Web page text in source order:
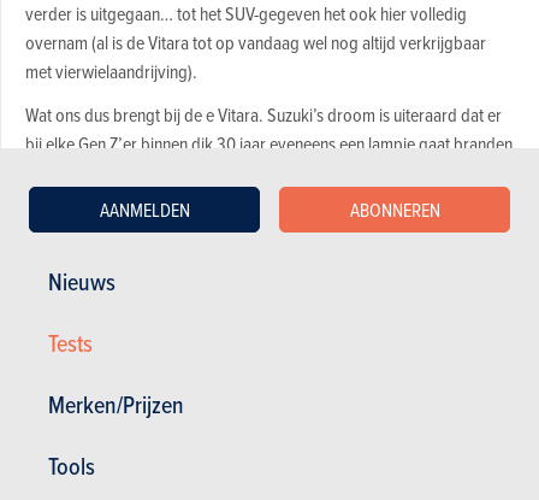
Nieuws
Tests
Merken/Prijzen
Tools
AANMELDEN ABONNEREN
verder is uitgegaan… tot het SUV-gegeven het ook hier volledig
overnam (al is de Vitara tot op vandaag wel nog altijd verkrijgbaar
met vierwielaandrijving).
Wat ons dus brengt bij de e Vitara. Suzuki’s droom is uiteraard dat er
bij elke Gen Z’er binnen dik 30 jaar eveneens een lampje gaat branden
toekomstperspectief pas realistisch als het straatbeeld zich vandaag
vult met de elektrische cross-over. En dat scenario kan zich dan weer
jaren 80 – troeven op tafel kan gooien waarop de verzamelde
met forse (zwarte) 18- dan wel 19-duimvelgen, kleine raampjes in